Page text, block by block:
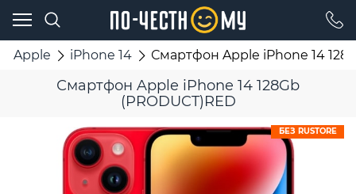
Apple iPhone 14 Смартфон Apple iPhone 14
Смартфон Apple iPhone 14 128Gb
(PRODUCT)RED
БЕЗ RUSTORE